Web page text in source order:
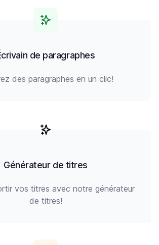
de paragraphes
des paragraphes en un clic!
Générateur de titres
vos titres avec notre générateur
de titres!